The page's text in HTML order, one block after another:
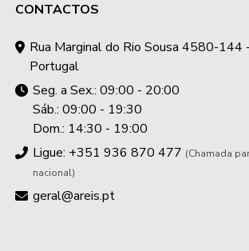
CONTACTOS
Rua Marginal do Rio Sousa 4580-144
Portugal
Seg. a Sex.: 09:00 - 20:00
Sáb.: 09:00 - 19:30
Dom.: 14:30 - 19:00
Ligue: +351 936 870 477 (Chamada
nacional)
geral@areis.pt